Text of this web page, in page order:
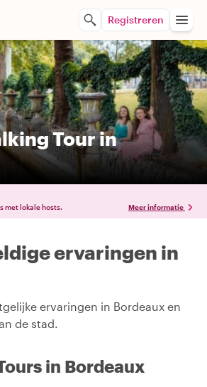
Registreren
Tour in
met lokale hosts. Meer informatie
ervaringen in
ervaringen in Bordeaux en
de stad.
in Bordeaux